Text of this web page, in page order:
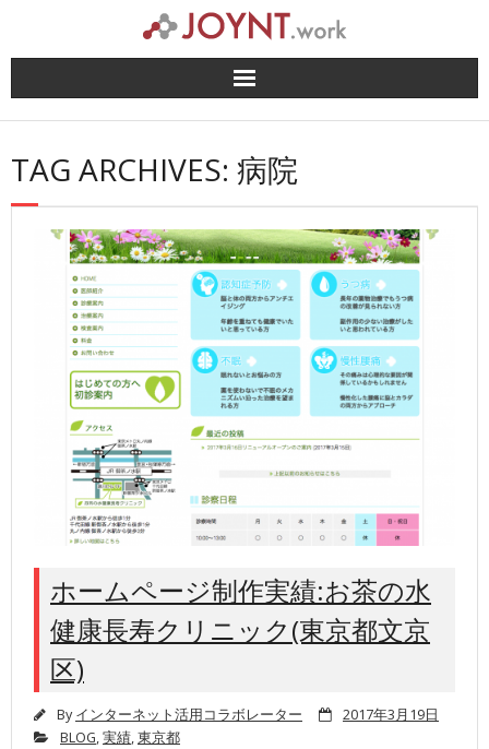
content
TAG ARCHIVES: 病院
ホームページ制作実績:お茶の水
健康長寿クリニック(東京都文京
区)
Byインターネット活用コラボレーター
2017年3月19日
BLOG,実績,東京都